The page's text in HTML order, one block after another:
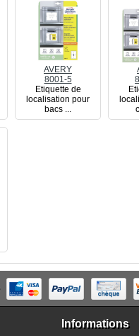
AVERY
8001-5
Etiquette de
localisation pour
bacs ...
Informations